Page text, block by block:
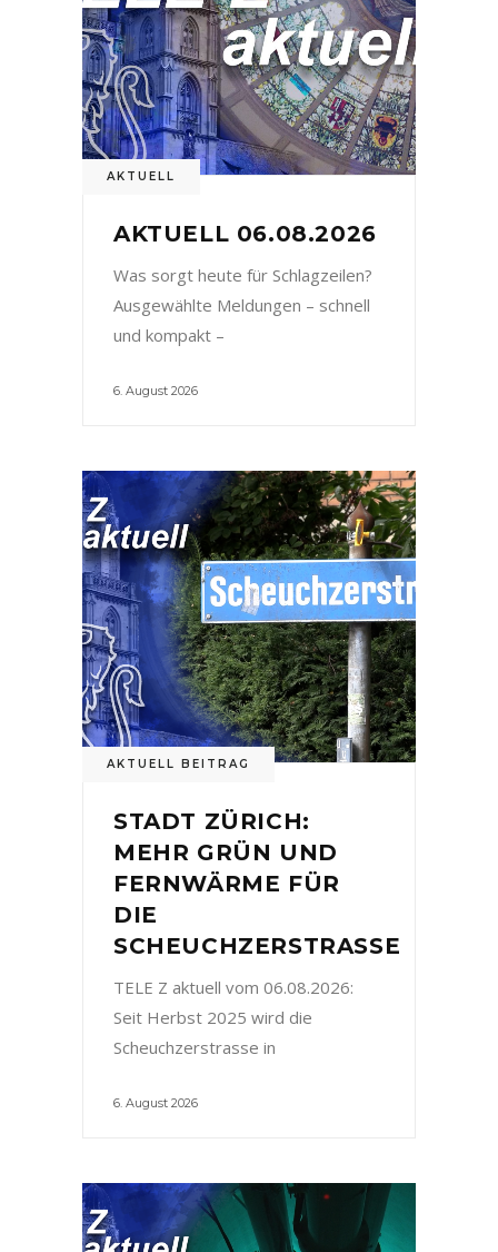
AKTUELL
AKTUELL 06.08.2026
Was sorgt heute für Schlagzeilen?
Ausgewählte Meldungen – schnell
und kompakt –
6. August 2026
AKTUELL BEITRAG
STADT ZÜRICH:
MEHR GRÜN UND
FERNWÄRME FÜR
DIE
SCHEUCHZERSTRASSE
TELE Z aktuell vom 06.08.2026:
Seit Herbst 2025 wird die
Scheuchzerstrasse in
6. August 2026